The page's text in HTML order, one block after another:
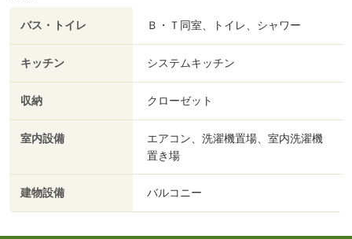
バス・トイレ Ｂ・Ｔ同室、トイレ、シャワー
キッチン システムキッチン
収納 クローゼット
室内設備
エアコン、洗濯機置場、室内洗濯機
置き場
建物設備 バルコニー